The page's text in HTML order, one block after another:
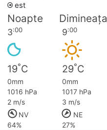
est
Noapte Dimineața
3:00 9:00
19°C 29°C
0mm 0mm
1016 hPa
1017 hPa
2 m/s
3 m/s
NV
NE
64%
27%